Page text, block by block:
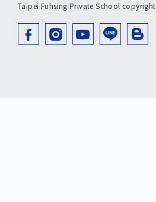
Taipei Fuhsing Private School copyright